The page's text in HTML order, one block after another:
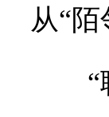
从“陌